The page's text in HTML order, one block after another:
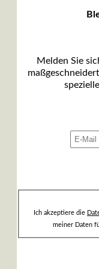
Melden Sie
Ich akzeptiere die
meiner Daten